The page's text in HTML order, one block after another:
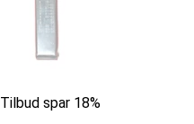
Tilbud spar 18%